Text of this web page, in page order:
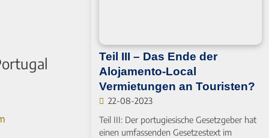
Teil III – Das Ende der
Alojamento-Local
Vermietungen an Touristen?
22-08-2023
Teil III: Der portugiesische Gesetzgeber hat
einen umfassenden Gesetzestext im